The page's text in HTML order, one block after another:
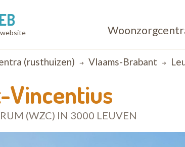
(rusthuizen) Vlaams-Brabant
Vincentius
(WZC) IN 3000 LEUVEN